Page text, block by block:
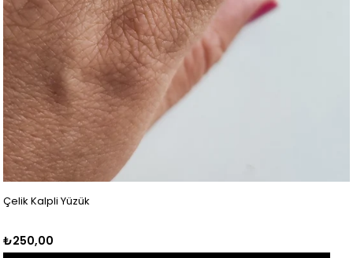
Çelik Kalpli Yüzük
₺250,00